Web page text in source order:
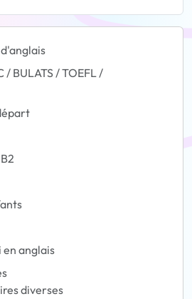
/ BULATS / TOEFL /
anglais
diverses